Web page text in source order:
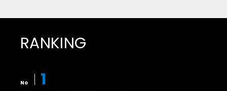
RANKING
No 1